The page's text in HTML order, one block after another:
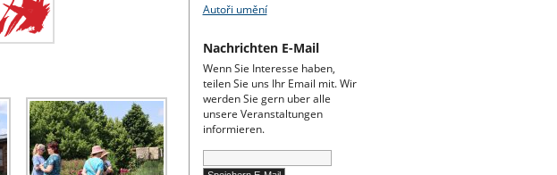
Autoři umění
Nachrichten E-Mail
Wenn Sie Interesse haben,
teilen Sie uns Ihr Email mit. Wir
werden Sie gern uber alle
unsere Veranstaltungen
informieren.